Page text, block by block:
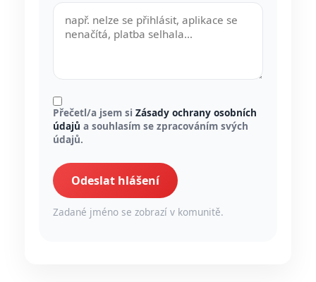
Přečetl/a jsem si Zásady ochrany osobních
údajů a souhlasím se zpracováním svých
údajů.
Odeslat hlášení
Zadané jméno se zobrazí v komunitě.